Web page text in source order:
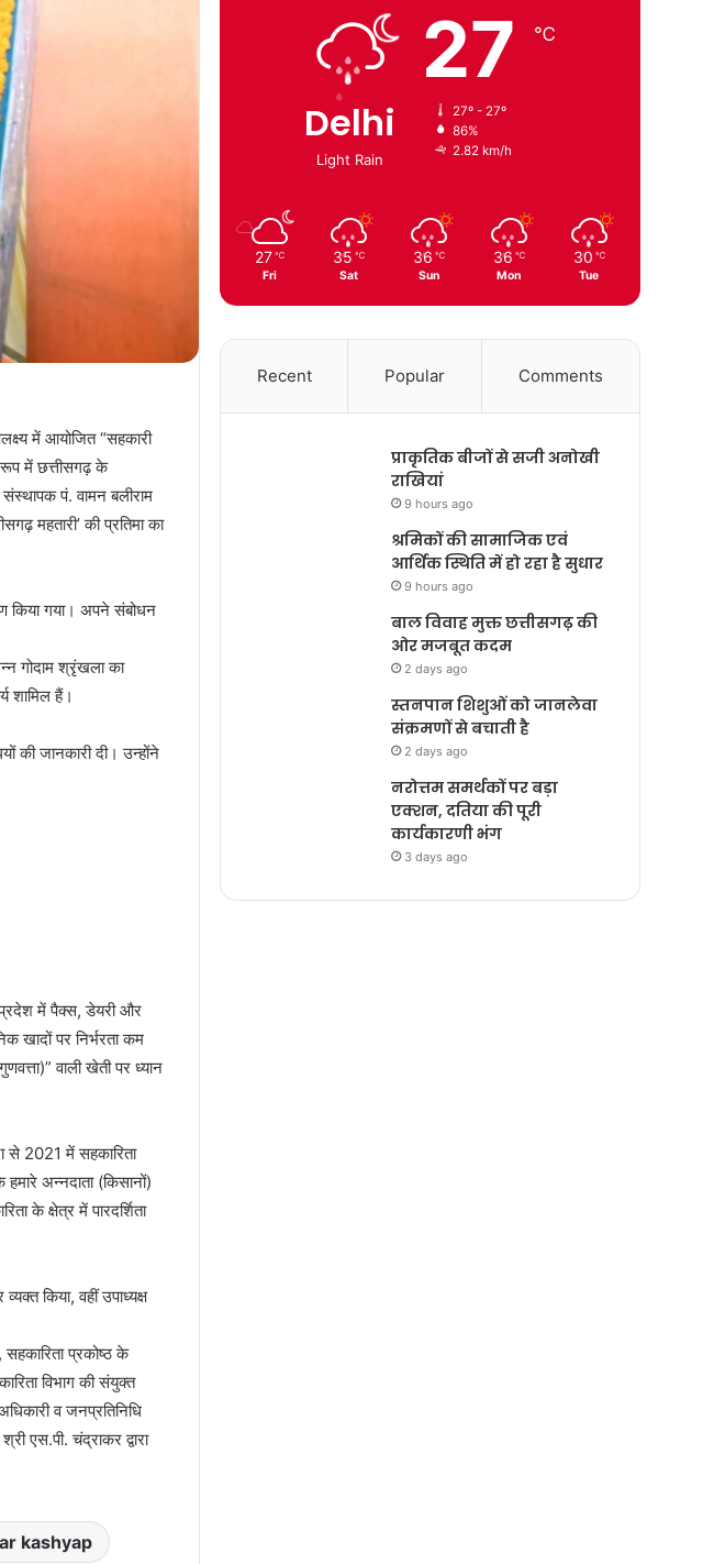
में आयोजित “सहकारी
में छत्तीसगढ़ के
पं. वामन बलीराम
महतारी’ की प्रतिमा का
किया गया। अपने संबोधन
गोदाम श्रृंखला का
शामिल हैं।
की जानकारी दी। उन्होंने
प्रदेश में पैक्स, डेयरी और
खादों पर निर्भरता कम
वाली खेती पर ध्यान
से 2021 में सहकारिता
अन्नदाता (किसानों)
के क्षेत्र में पारदर्शिता
किया, वहीं उपाध्यक्ष
प्रकोष्ठ के
विभाग की संयुक्त
व जनप्रतिनिधि
एस.पी. चंद्राकर द्वारा
kashyap
Delhi
Light Rain
27 ℃
27º - 27º
86%
2.82 km/h
27 ℃
Fri
35 ℃
Sat
36 ℃
Sun
36 ℃
Mon
30 ℃
Tue
Recent Popular Comments
प्राकृतिक बीजों से सजी अनोखी
राखियां
9 hours ago
श्रमिकों की सामाजिक एवं
आर्थिक स्थिति में हो रहा है सुधार
9 hours ago
बाल विवाह मुक्त छत्तीसगढ़ की
ओर मजबूत कदम
2 days ago
स्तनपान शिशुओं को जानलेवा
संक्रमणों से बचाती है
2 days ago
नरोत्तम समर्थकों पर बड़ा
एक्शन, दतिया की पूरी
कार्यकारणी भंग
3 days ago